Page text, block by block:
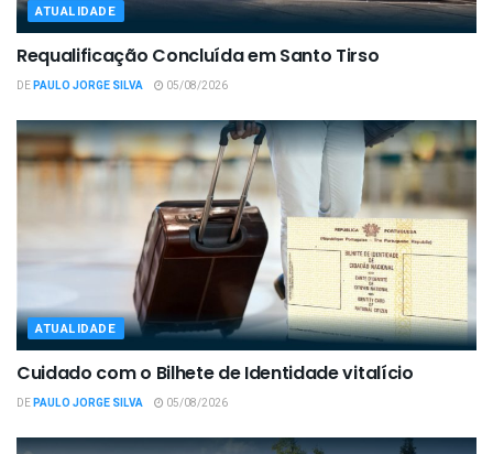
ATUALIDADE
Requalificação Concluída em Santo Tirso
DEPAULO JORGE SILVA 05/08/2026
ATUALIDADE
Cuidado com o Bilhete de Identidade vitalício
DEPAULO JORGE SILVA 05/08/2026